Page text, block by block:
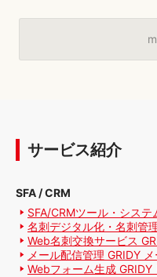
サービス紹介
SFA / CRM
SFA/CRMツール・システ
名刺デジタル化・名刺管
Web名刺交換サービス
メール配信管理 GRIDY
Webフォーム生成 GRIDY